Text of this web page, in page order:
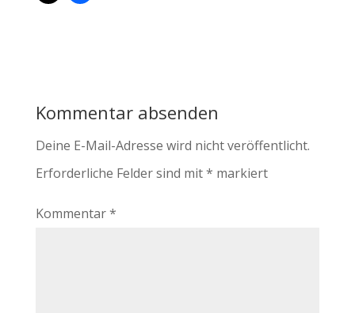
Kommentar absenden
Deine E-Mail-Adresse wird nicht veröffentlicht.
Erforderliche Felder sind mit* markiert
Kommentar*